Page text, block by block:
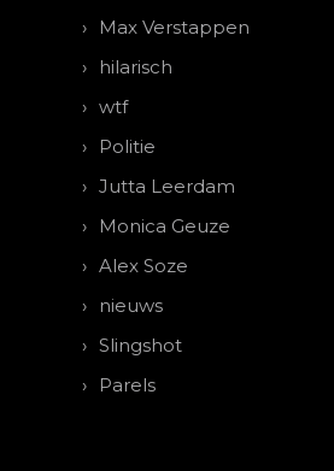
Max Verstappen
hilarisch
wtf
Politie
Jutta Leerdam
Monica Geuze
Alex Soze
nieuws
Slingshot
Parels